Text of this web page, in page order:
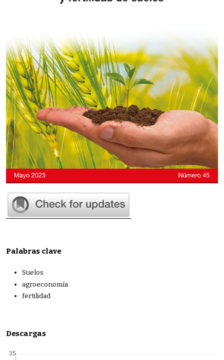
Palabras clave
Suelos
agroeconomía
fertilidad
Descargas